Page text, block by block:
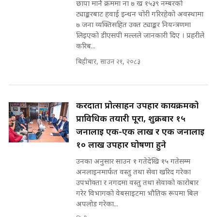
सहकारी पीडितसँग मन्त्री प्रतिभा रावलले
भनिन्–साथ दिनुहोस्, दबाब होइन ||
Sidhakura || Pratibha Rawal
SIDHAKURA ||
कहिले बन्ला चक्रपथ ? विस्तार कार्यमा
किन भइरहेछ ढिलाइ ?The Ring Road
Expansion Dilemma |
SIDHAKURA |
पटकपटक भावुक बने गृहमन्त्री सुदन
INVESTIGATION
मन्त्री आउने बित्तिकै सुरु भएको थियो
घुसको डिल || Raj Kumar Gupta ||
SIDHAKURA ||
घुसको डिल गर्ने मन्त्रीकाे राजिनामा,
भूमिसुधार मन्त्रीलाई जोगाइदै ! ||
SIDHAKURA ||
७८ लाख घुस खाने मन्त्री ! जोगाउने
प्रधानमन्त्री ? || SIDHAKURA ||
SIDHAKURA INVESTIGATION
||
छापा मार्ने क्रममा ना ७ ख १५३९ नम्बरको
ट्याङ्करबाट हवाई इन्धन चोरी गरिरहेको अवस्थामा
७ जना व्यक्तिसहित उक्त ट्याङ्कर नियन्त्रणमा
लिइएको डीएसपी मल्लले जानकारी दिए । प्रहरीले
करिब...
बिहीबार, साउन २१, २०८३
करदाता प्रोत्साहन उपहार कार्यक्रमको
प्राविधिक तयारी पूरा, शुक्रबार १५
जनालाई एक-एक लाख र एक जनालाई
१० लाख उपहार घोषणा हुने
उनका अनुसार साउन १ गतेदेखि १५ गतेसम्म
अनलाइनमार्फत वस्तु तथा सेवा खरिद गरेका
उपभोक्ता र नगदमा वस्तु तथा सेवाको कारोबार
गरेर विभागको वेबसाइटमा भौतिक रूपमा बिल
अपलोड गरेका...